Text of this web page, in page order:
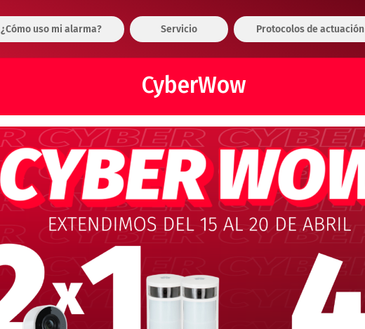
¿Cómo uso mi alarma? Servicio Protocolos de actuación
CyberWow